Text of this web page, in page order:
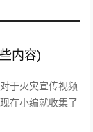
内容)
于火灾宣传视频
在小编就收集了
哪些内容相关的